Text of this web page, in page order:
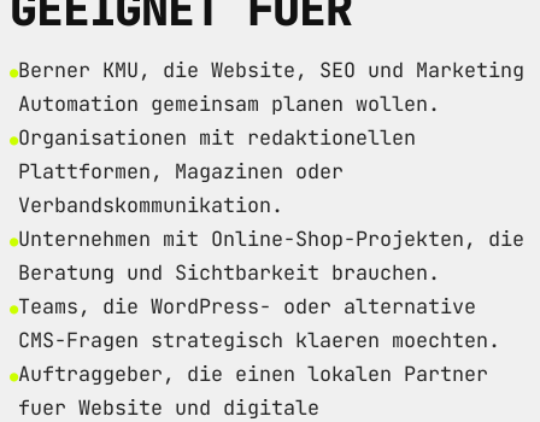
Berner KMU, die Website, SEO und Marketing
Automation gemeinsam planen wollen.
Organisationen mit redaktionellen
Plattformen, Magazinen oder
Verbandskommunikation.
Unternehmen mit Online-Shop-Projekten, die
Beratung und Sichtbarkeit brauchen.
Teams, die WordPress- oder alternative
CMS-Fragen strategisch klaeren moechten.
Auftraggeber, die einen lokalen Partner
fuer Website und digitale